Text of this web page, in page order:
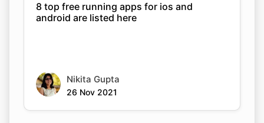
8 top free running apps for ios and
android are listed here
Nikita Gupta
26 Nov 2021